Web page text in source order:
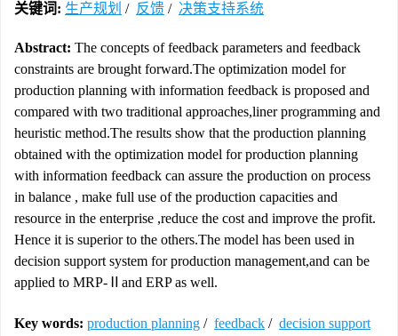
关键词: 生产规划 / 反馈 / 决策支持系统
Abstract: The concepts of feedback parameters and feedback
constraints are brought forward.The optimization model for
production planning with information feedback is proposed and
compared with two traditional approaches,liner programming and
heuristic method.The results show that the production planning
obtained with the optimization model for production planning
with information feedback can assure the production on process
in balance , make full use of the production capacities and
resource in the enterprise ,reduce the cost and improve the profit.
Hence it is superior to the others.The model has been used in
decision support system for production management,and can be
applied to MRP-Ⅱand ERP as well.
Key words: production planning / feedback / decision support